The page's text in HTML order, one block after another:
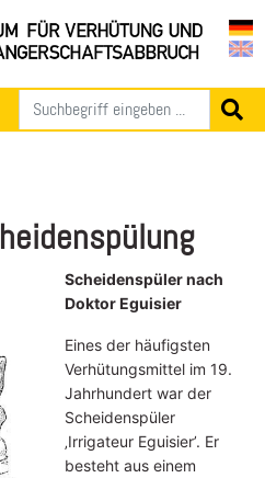
Scheidenspüler nach
Doktor Eguisier
Eines der häufigsten
Verhütungsmittel im 19.
Jahrhundert war der
Scheidenspüler
‚Irrigateur Eguisier’. Er
besteht aus einem